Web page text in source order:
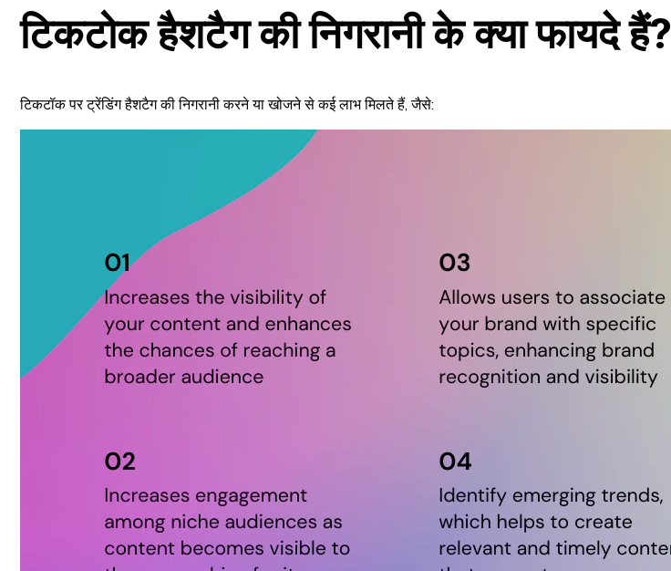
टिकटोक हैशटैग की निगरानी के क्या फायदे हैं?
टिकटॉक पर ट्रेंडिंग हैशटैग की निगरानी करने या खोजने से कई लाभ मिलते हैं, जैसे: